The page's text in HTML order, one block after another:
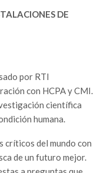
DE
por RTI
con HCPA y CMI.
científica
humana.
críticos del mundo con
de un futuro mejor.